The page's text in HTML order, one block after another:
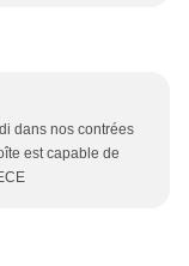
dans nos contrées
est capable de